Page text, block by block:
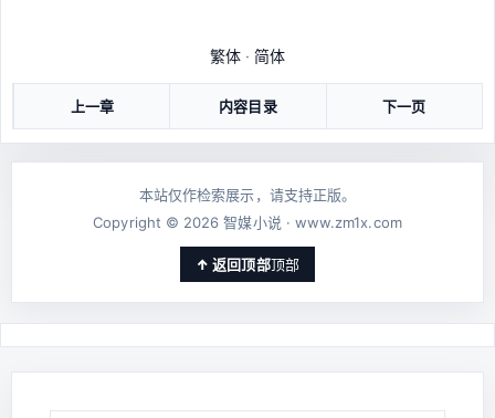
繁体·简体
上一章 内容目录 下一页
本站仅作检索展示，请支持正版。
Copyright © 2026 智媒小说 · www.zm1x.com
顶部